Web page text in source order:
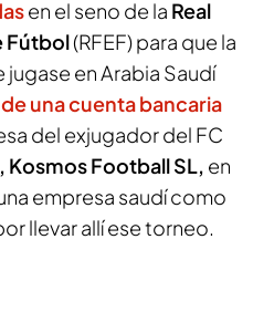
en el seno de la Real
Fútbol(RFEF) para que la
en Arabia Saudí
una cuenta bancaria
del exjugador del FC
Kosmos Football SL, en
empresa saudí como
llevar allí ese torneo.